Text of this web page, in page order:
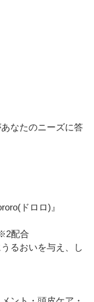
なたのニーズに答
ドロロ)』
配合
るおいを与え、し